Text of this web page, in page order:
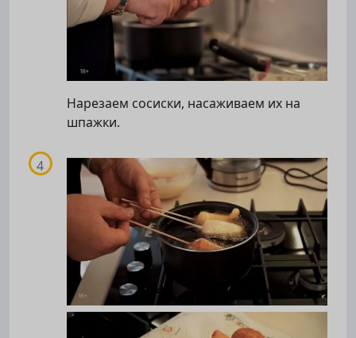
Нарезаем сосиски, насаживаем их на
шпажки.